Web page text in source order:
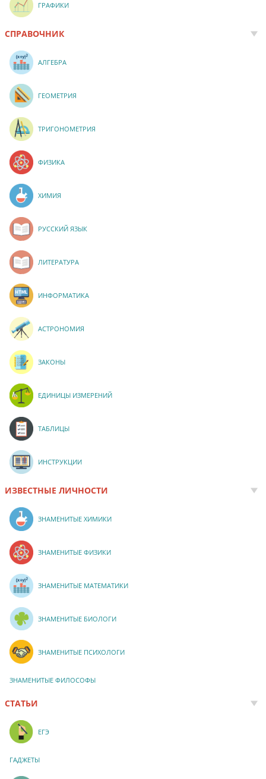
ГРАФИКИ
СПРАВОЧНИК
АЛГЕБРА
ГЕОМЕТРИЯ
ТРИГОНОМЕТРИЯ
ФИЗИКА
ХИМИЯ
РУССКИЙ ЯЗЫК
ЛИТЕРАТУРА
ИНФОРМАТИКА
АСТРОНОМИЯ
ЗАКОНЫ
ЕДИНИЦЫ ИЗМЕРЕНИЙ
ТАБЛИЦЫ
ИНСТРУКЦИИ
ИЗВЕСТНЫЕ ЛИЧНОСТИ
ЗНАМЕНИТЫЕ ХИМИКИ
ЗНАМЕНИТЫЕ ФИЗИКИ
ЗНАМЕНИТЫЕ МАТЕМАТИКИ
ЗНАМЕНИТЫЕ БИОЛОГИ
ЗНАМЕНИТЫЕ ПСИХОЛОГИ
ЗНАМЕНИТЫЕ ФИЛОСОФЫ
СТАТЬИ
ЕГЭ
ГАДЖЕТЫ